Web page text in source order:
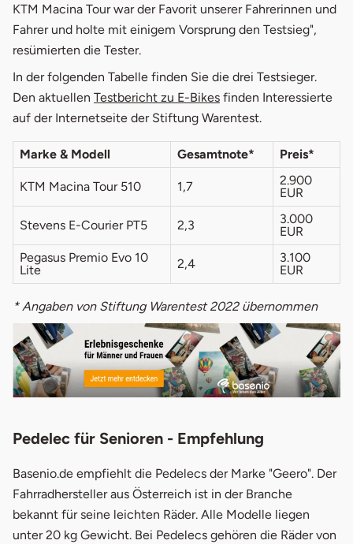
KTM Macina Tour war der Favorit unserer Fahrerinnen und
Fahrer und holte mit einigem Vorsprung den Testsieg",
resümierten die Tester.
In der folgenden Tabelle finden Sie die drei Testsieger.
Den aktuellen Testbericht zu E-Bikesöffnet in neuem
finden Interessierte
auf der Internetseite der Stiftung Warentest.
Marke & Modell Gesamtnote* Preis*
KTM Macina Tour 510 1,7
2.900
EUR
Stevens E-Courier PT5 2,3
3.000
EUR
Pegasus Premio Evo 10
Lite
2,4
3.100
EUR
* Angaben von Stiftung Warentest 2022 übernommen
Pedelec für Senioren - Empfehlung
Basenio.de empfiehlt die Pedelecs der Marke "Geero". Der
Fahrradhersteller aus Österreich ist in der Branche
bekannt für seine leichten Räder. Alle Modelle liegen
unter 20 kg Gewicht. Bei Pedelecs gehören die Räder von